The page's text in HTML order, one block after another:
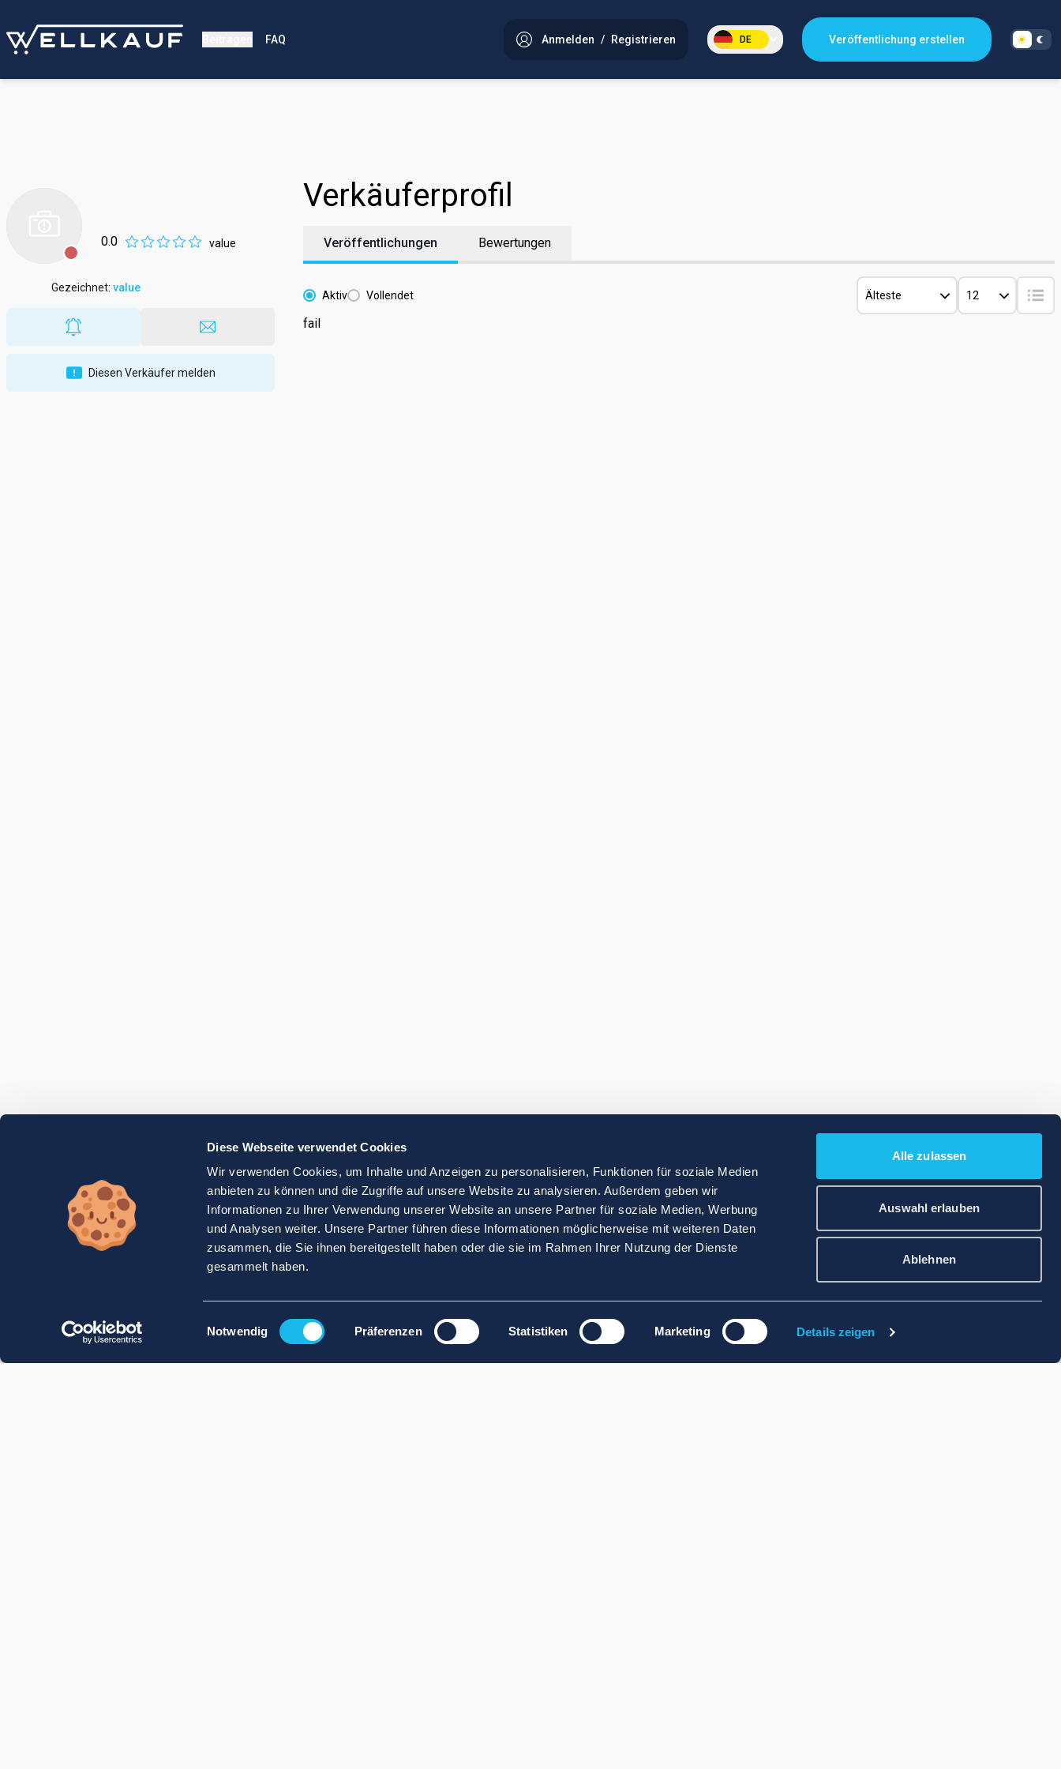
Diese Webseite verwendet Cookies
Wir verwenden Cookies, um Inhalte und Anzeigen zu personalisieren, Funktionen für soziale Medien
anbieten zu können und die Zugriffe auf unsere Website zu analysieren. Außerdem geben wir
Informationen zu Ihrer Verwendung unserer Website an unsere Partner für soziale Medien, Werbung
und Analysen weiter. Unsere Partner führen diese Informationen möglicherweise mit weiteren Daten
zusammen, die Sie ihnen bereitgestellt haben oder die sie im Rahmen Ihrer Nutzung der Dienste
gesammelt haben.
Einwilligungsauswahl
Notwendig Präferenzen Statistiken Marketing Details zeigen
Alle zulassen
Auswahl erlauben
Ablehnen
FAQ Anmelden / Registrieren DE Veröffentlichung erstellen
0.0 value
Gezeichnet: value
Diesen Verkäufer melden
Verkäuferprofil
Veröffentlichungen Bewertungen
Aktiv Vollendet Älteste 12
fail